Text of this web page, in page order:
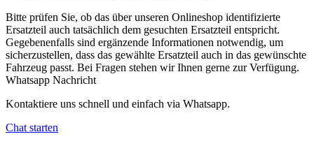
Bitte prüfen Sie, ob das über unseren Onlineshop identifizierte
Ersatzteil auch tatsächlich dem gesuchten Ersatzteil entspricht.
Gegebenenfalls sind ergänzende Informationen notwendig, um
sicherzustellen, dass das gewählte Ersatzteil auch in das gewünschte
Fahrzeug passt. Bei Fragen stehen wir Ihnen gerne zur Verfügung.
Whatsapp Nachricht
Kontaktiere uns schnell und einfach via Whatsapp.
Chat starten